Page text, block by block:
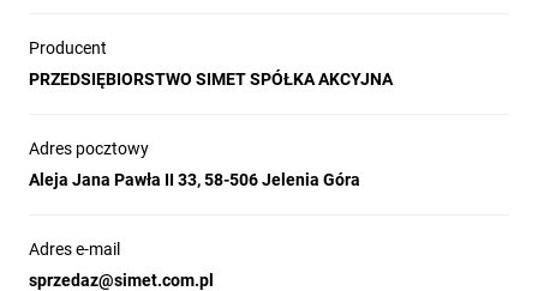
Producent
PRZEDSIĘBIORSTWO SIMET SPÓŁKA AKCYJNA
Adres pocztowy
Aleja Jana Pawła II 33, 58-506 Jelenia Góra
Adres e-mail
sprzedaz@simet.com.pl